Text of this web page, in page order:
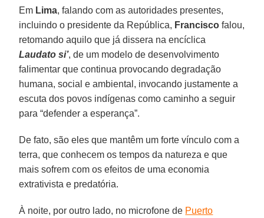
Em Lima, falando com as autoridades presentes,
incluindo o presidente da República, Francisco falou,
retomando aquilo que já dissera na encíclica
Laudato si’, de um modelo de desenvolvimento
falimentar que continua provocando degradação
humana, social e ambiental, invocando justamente a
escuta dos povos indígenas como caminho a seguir
para “defender a esperança”.
De fato, são eles que mantêm um forte vínculo com a
terra, que conhecem os tempos da natureza e que
mais sofrem com os efeitos de uma economia
extrativista e predatória.
À noite, por outro lado, no microfone de Puerto